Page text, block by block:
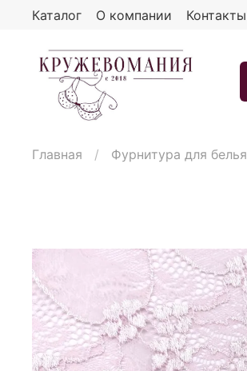
Каталог О компании Контакты
Главная Фурнитура для белья